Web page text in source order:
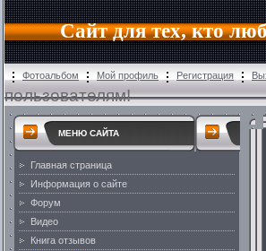
Сайт для тех, кто
Фотоальбом Мой профиль Регистрация
пользователям!
МЕНЮ САЙТА
Главная страница
Информация о сайте
Форум
Видео
Книга отзывов